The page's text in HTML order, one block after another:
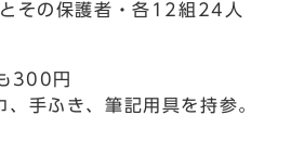
その保護者・各12組24人
300円
手ふき、筆記用具を持参。